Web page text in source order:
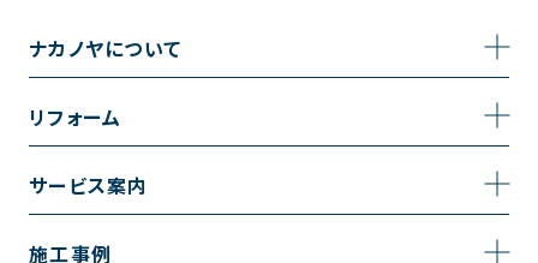
ナカノヤについて
事業内容
採用情報
リフォーム
トイレのリフォーム
サービス案内
サービスの流れ
施工事例